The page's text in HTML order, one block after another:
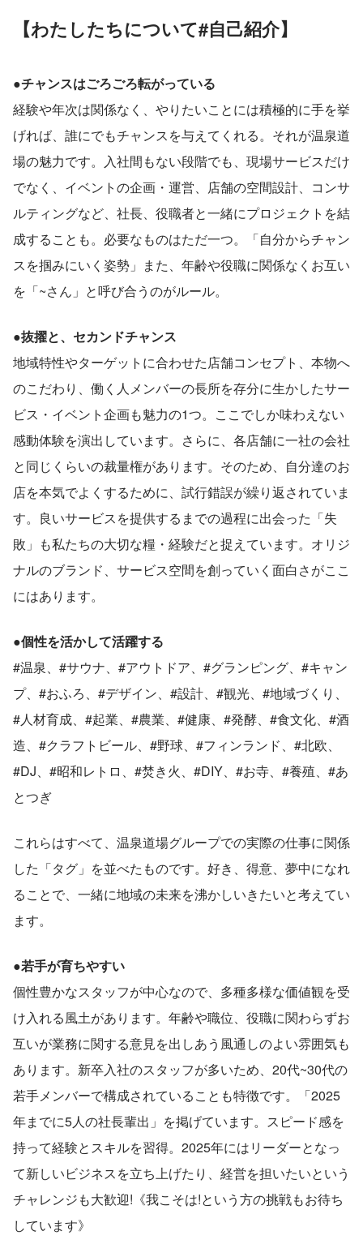
【わたしたちについて#自己紹介】
●チャンスはごろごろ転がっている
経験や年次は関係なく、やりたいことには積極的に手を挙
げれば、誰にでもチャンスを与えてくれる。それが温泉道
場の魅力です。入社間もない段階でも、現場サービスだけ
でなく、イベントの企画・運営、店舗の空間設計、コンサ
ルティングなど、社長、役職者と一緒にプロジェクトを結
成することも。必要なものはただ一つ。「自分からチャン
スを掴みにいく姿勢」また、年齢や役職に関係なくお互い
を「~さん」と呼び合うのがルール。
●抜擢と、セカンドチャンス
地域特性やターゲットに合わせた店舗コンセプト、本物へ
のこだわり、働く人メンバーの長所を存分に生かしたサー
ビス・イベント企画も魅力の1つ。ここでしか味わえない
感動体験を演出しています。さらに、各店舗に一社の会社
と同じくらいの裁量権があります。そのため、自分達のお
店を本気でよくするために、試行錯誤が繰り返されていま
す。良いサービスを提供するまでの過程に出会った「失
敗」も私たちの大切な糧・経験だと捉えています。オリジ
ナルのブランド、サービス空間を創っていく面白さがここ
にはあります。
●個性を活かして活躍する
#温泉、#サウナ、#アウトドア、#グランピング、#キャン
プ、#おふろ、#デザイン、#設計、#観光、#地域づくり、
#人材育成、#起業、#農業、#健康、#発酵、#食文化、#酒
造、#クラフトビール、#野球、#フィンランド、#北欧、
#DJ、#昭和レトロ、#焚き火、#DIY、#お寺、#養殖、#あ
とつぎ
これらはすべて、温泉道場グループでの実際の仕事に関係
した「タグ」を並べたものです。好き、得意、夢中になれ
ることで、一緒に地域の未来を沸かしいきたいと考えてい
ます。
●若手が育ちやすい
個性豊かなスタッフが中心なので、多種多様な価値観を受
け入れる風土があります。年齢や職位、役職に関わらずお
互いが業務に関する意見を出しあう風通しのよい雰囲気も
あります。新卒入社のスタッフが多いため、20代~30代の
若手メンバーで構成されていることも特徴です。「2025
年までに5人の社長輩出」を掲げています。スピード感を
持って経験とスキルを習得。2025年にはリーダーとなっ
て新しいビジネスを立ち上げたり、経営を担いたいという
チャレンジも大歓迎!《我こそは!という方の挑戦もお待ち
しています》